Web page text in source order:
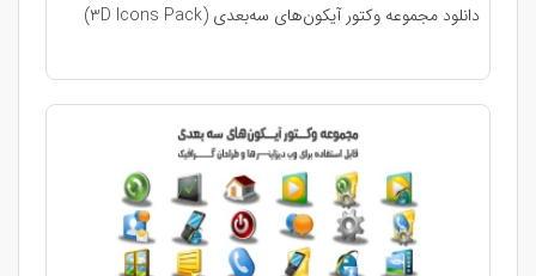
دانلود مجموعه وکتور آیکون‌های سه‌بعدی (3D Icons Pack)